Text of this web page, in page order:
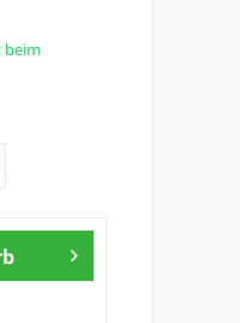
beim